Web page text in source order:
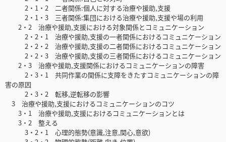
2・1・2 二者関係:個人に対する治療や援助,支援
2・1・3 三者関係:集団における治療や援助,支援や場の利用
2・2 治療や援助,支援における対象関係とコミュニケーション
2・2・1 治療や援助,支援の一者関係におけるコミュニケーション
2・2・2 治療や援助,支援の二者関係におけるコミュニケーション
2・2・3 治療や援助,支援の三者関係におけるコミュニケーション
2・3 治療や援助,支援関係におけるコミュニケーションの障害
2・3・1 共同作業の関係に支障をきたすコミュニケーションの障
害の原因
2・3・2 転移,逆転移の影響
3 治療や援助,支援におけるコミュニケーションのコツ
3・1 治療や援助,支援におけるコミュニケーションとは
3・2 整える
3・2・1 心理的態勢(意識,注意,関心,意欲)